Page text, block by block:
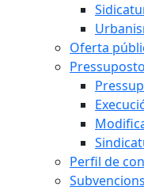
Oferta
Perfil de